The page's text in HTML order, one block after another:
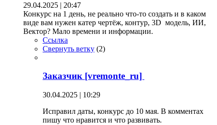
29.04.2025 | 20:47
Конкурс на 1 день, не реально что-то создать и в каком
виде вам нужен катер чертёж, контур, 3D модель, ИИ,
Вектор? Мало времени и информации.
Ссылка
Свернуть ветку (2)
Заказчик [vremonte_ru]
30.04.2025 | 10:29
Исправил даты, конкурс до 10 мая. В комментах
пишу что нравится и что развивать.